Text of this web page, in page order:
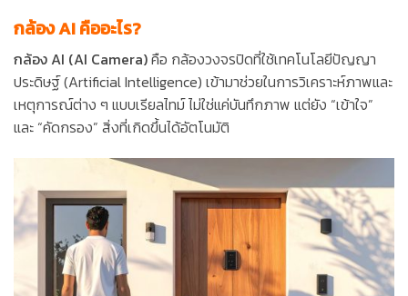
กล้อง AI คืออะไร?
กล้อง AI (AI Camera)คือ กล้องวงจรปิดที่ใช้เทคโนโลยีปัญญา
ประดิษฐ์ (Artificial Intelligence) เข้ามาช่วยในการวิเคราะห์ภาพและ
เหตุการณ์ต่าง ๆ แบบเรียลไทม์ ไม่ใช่แค่บันทึกภาพ แต่ยัง “เข้าใจ”
และ “คัดกรอง” สิ่งที่เกิดขึ้นได้อัตโนมัติ